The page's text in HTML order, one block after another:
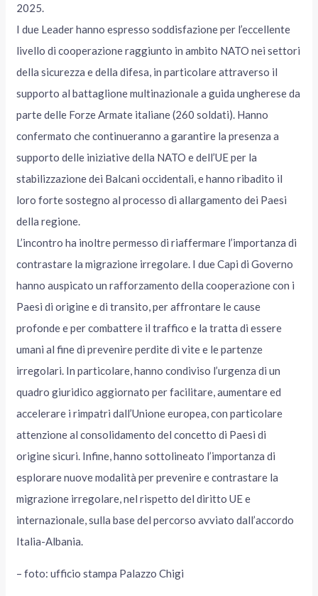
2025.
I due Leader hanno espresso soddisfazione per l’eccellente
livello di cooperazione raggiunto in ambito NATO nei settori
della sicurezza e della difesa, in particolare attraverso il
supporto al battaglione multinazionale a guida ungherese da
parte delle Forze Armate italiane (260 soldati). Hanno
confermato che continueranno a garantire la presenza a
supporto delle iniziative della NATO e dell’UE per la
stabilizzazione dei Balcani occidentali, e hanno ribadito il
loro forte sostegno al processo di allargamento dei Paesi
della regione.
L’incontro ha inoltre permesso di riaffermare l’importanza di
contrastare la migrazione irregolare. I due Capi di Governo
hanno auspicato un rafforzamento della cooperazione con i
Paesi di origine e di transito, per affrontare le cause
profonde e per combattere il traffico e la tratta di essere
umani al fine di prevenire perdite di vite e le partenze
irregolari. In particolare, hanno condiviso l’urgenza di un
quadro giuridico aggiornato per facilitare, aumentare ed
accelerare i rimpatri dall’Unione europea, con particolare
attenzione al consolidamento del concetto di Paesi di
origine sicuri. Infine, hanno sottolineato l’importanza di
esplorare nuove modalità per prevenire e contrastare la
migrazione irregolare, nel rispetto del diritto UE e
internazionale, sulla base del percorso avviato dall’accordo
Italia-Albania.
– foto: ufficio stampa Palazzo Chigi